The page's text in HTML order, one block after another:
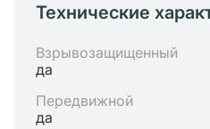
Технические
Взрывозащищенный
да
Передвижной
да